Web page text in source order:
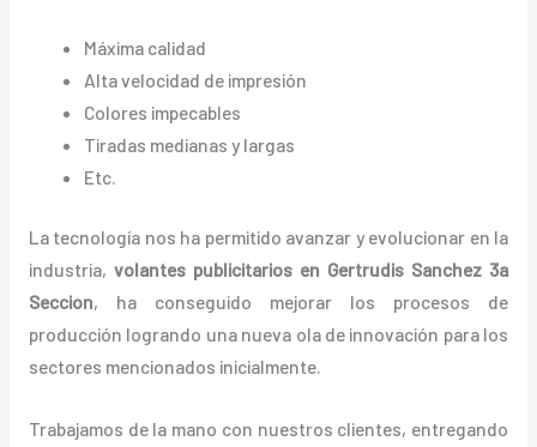
Máxima calidad
Alta velocidad de impresión
Colores impecables
Tiradas medianas y largas
Etc.
La tecnología nos ha permitido avanzar y evolucionar en la
industria, volantespublicitariosen Gertrudis Sanchez 3a
Seccion, ha conseguido mejorar los procesos de
producción logrando una nueva ola de innovación para los
sectores mencionados inicialmente.
Trabajamos de la mano con nuestros clientes, entregando